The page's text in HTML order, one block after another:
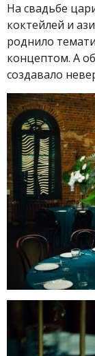
На свадьбе
коктейлей и
роднило
концептом. А
создавало